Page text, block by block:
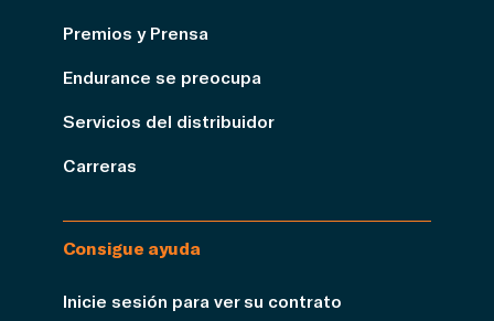
Premios y Prensa
Endurance se preocupa
Servicios del distribuidor
Carreras
Consigue ayuda
Inicie sesión para ver su contrato